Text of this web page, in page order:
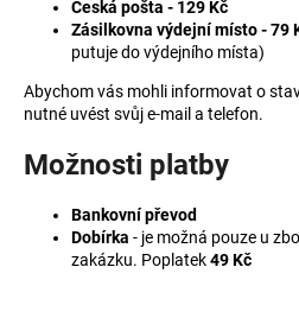
Česká pošta - 129 Kč
Zásilkovna výdejní místo - 79
putuje do výdejního místa)
Abychom vás mohli informovat o
nutné uvést svůj e-mail a telefon.
Možnosti platby
Bankovní převod
Dobírka - je možná pouze u
zakázku. Poplatek49 Kč
HLEDAT